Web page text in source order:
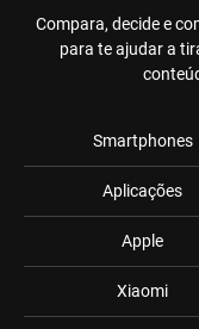
Compara, decide e
para te ajudar a
Smartphones
Aplicações
Apple
Xiaomi